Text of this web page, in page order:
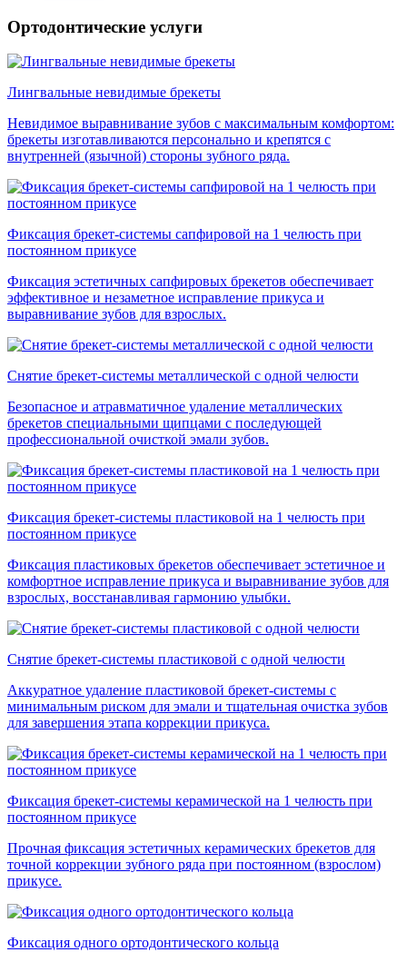
Ортодонтические услуги
Лингвальные невидимые брекеты
Невидимое выравнивание зубов с максимальным комфортом:
брекеты изготавливаются персонально и крепятся с
внутренней (язычной) стороны зубного ряда.
Фиксация брекет-системы сапфировой на 1 челюсть при
постоянном прикусе
Фиксация эстетичных сапфировых брекетов обеспечивает
эффективное и незаметное исправление прикуса и
выравнивание зубов для взрослых.
Снятие брекет-системы металлической с одной челюсти
Безопасное и атравматичное удаление металлических
брекетов специальными щипцами с последующей
профессиональной очисткой эмали зубов.
Фиксация брекет-системы пластиковой на 1 челюсть при
постоянном прикусе
Фиксация пластиковых брекетов обеспечивает эстетичное и
комфортное исправление прикуса и выравнивание зубов для
взрослых, восстанавливая гармонию улыбки.
Снятие брекет-системы пластиковой с одной челюсти
Аккуратное удаление пластиковой брекет-системы с
минимальным риском для эмали и тщательная очистка зубов
для завершения этапа коррекции прикуса.
Фиксация брекет-системы керамической на 1 челюсть при
постоянном прикусе
Прочная фиксация эстетичных керамических брекетов для
точной коррекции зубного ряда при постоянном (взрослом)
прикусе.
Фиксация одного ортодонтического кольца